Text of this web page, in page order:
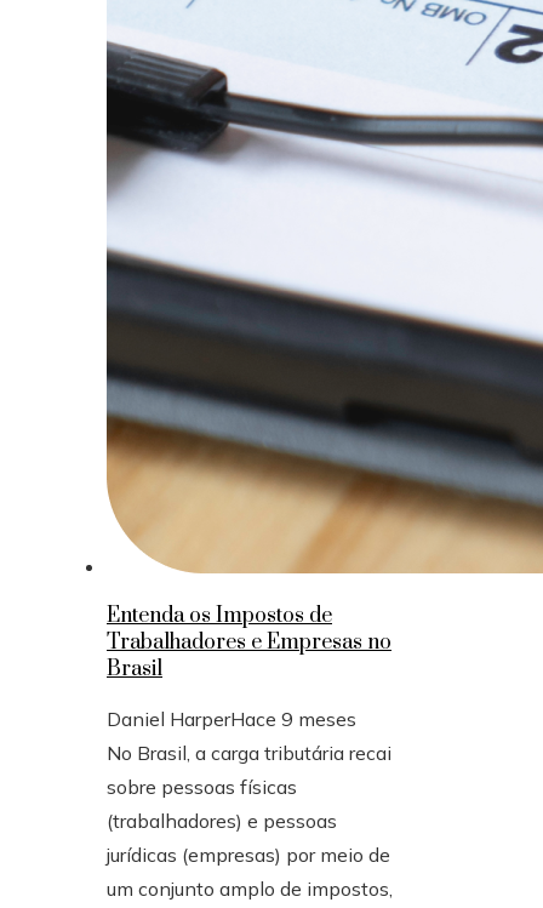
Entenda os Impostos de
Trabalhadores e Empresas no
Brasil
Daniel HarperHace 9 meses
No Brasil, a carga tributária recai
sobre pessoas físicas
(trabalhadores) e pessoas
jurídicas (empresas) por meio de
um conjunto amplo de impostos,